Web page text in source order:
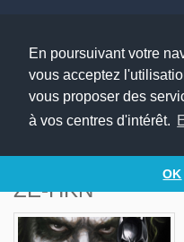
En poursuivant votre
vous acceptez
vous proposer des
à vos centres d'intérêt.
OK
ZE-HKN